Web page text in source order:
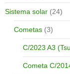
Sistema solar (24)
Cometas (3)
C/2023 A3
Cometa C/